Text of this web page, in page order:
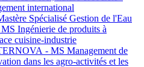
international
Spécialisé Gestion de l'Eau
Ingénierie de produits à
cuisine-industrie
- MS Management de
dans les agro-activités et les